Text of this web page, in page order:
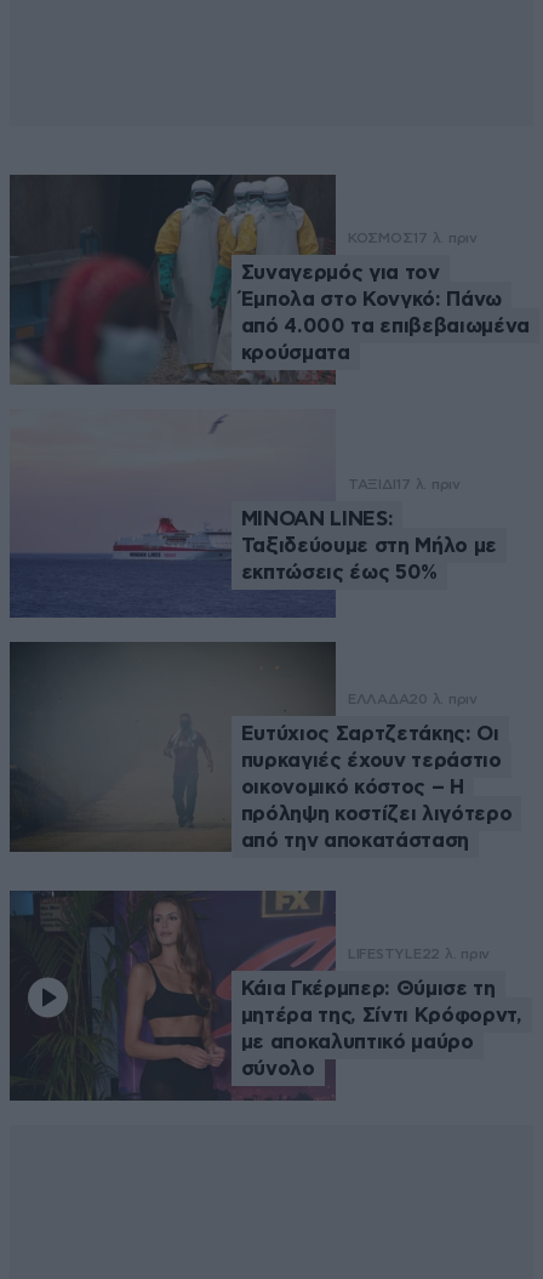
ΚΟΣΜΟΣ 17 λ. πριν
Συναγερμός για τον
Έμπολα στο Κονγκό: Πάνω
από 4.000 τα επιβεβαιωμένα
κρούσματα
ΤΑΞΙΔΙ 17 λ. πριν
MINOAN LINES:
Ταξιδεύουμε στη Μήλο με
εκπτώσεις έως 50%
ΕΛΛΑΔΑ20 λ. πριν
Ευτύχιος Σαρτζετάκης: Οι
πυρκαγιές έχουν τεράστιο
οικονομικό κόστος – Η
πρόληψη κοστίζει λιγότερο
από την αποκατάσταση
LIFESTYLE22 λ. πριν
Κάια Γκέρμπερ: Θύμισε τη
μητέρα της, Σίντι Κρόφορντ,
με αποκαλυπτικό μαύρο
σύνολο